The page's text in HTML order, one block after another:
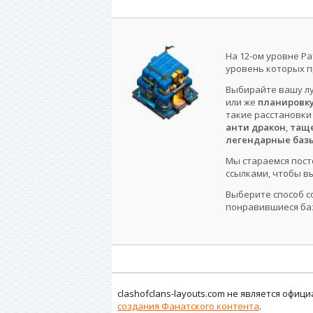
На 12-ом уровне
уровень которых
Выбирайте вашу
или же
такие
анти дракон,
легендарные
Мы стараемся
ссылками, чтобы
Выберите способ
понравившиеся
clashofclans-layouts.com не является
создания Фанатского контента.